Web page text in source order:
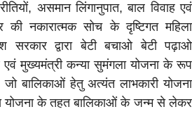
असमान लिंगानुपात, बाल विवाह एवं
की नकारात्मक सोच के दृष्टिगत महिला
सरकार द्वारा बेटी बचाओ बेटी पढ़ाओ
एवं मुख्यमंत्री कन्या सुमंगला योजना के रूप
बालिकाओं हेतु अत्यंत लाभकारी योजना
योजना के तहत बालिकाओं के जन्म से लेकर